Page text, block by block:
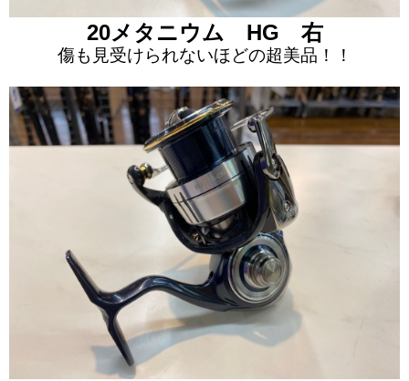
20メタニウム HG 右
傷も見受けられないほどの超美品！！